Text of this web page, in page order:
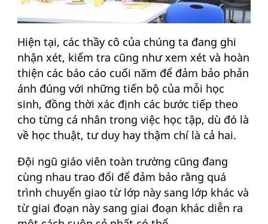
Hiện tại, các thầy cô của chúng ta đang ghi
nhận xét, kiểm tra cũng như xem xét và hoàn
thiện các báo cáo cuối năm để đảm bảo phản
ánh đúng với những tiến bộ của mỗi học
sinh, đồng thời xác định các bước tiếp theo
cho từng cá nhân trong việc học tập, dù đó là
về học thuật, tư duy hay thậm chí là cả hai.
Đội ngũ giáo viên toàn trường cũng đang
cùng nhau trao đổi để đảm bảo rằng quá
trình chuyển giao từ lớp này sang lớp khác và
từ giai đoạn này sang giai đoạn khác diễn ra